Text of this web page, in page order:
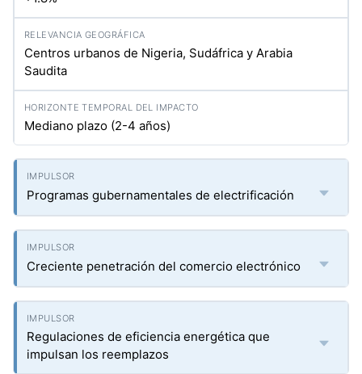
Centros urbanos de Nigeria, Sudáfrica y Arabia
Saudita
Mediano plazo (2-4 años)
Programas gubernamentales de electrificación
Creciente penetración del comercio electrónico
Regulaciones de eficiencia energética que
impulsan los reemplazos